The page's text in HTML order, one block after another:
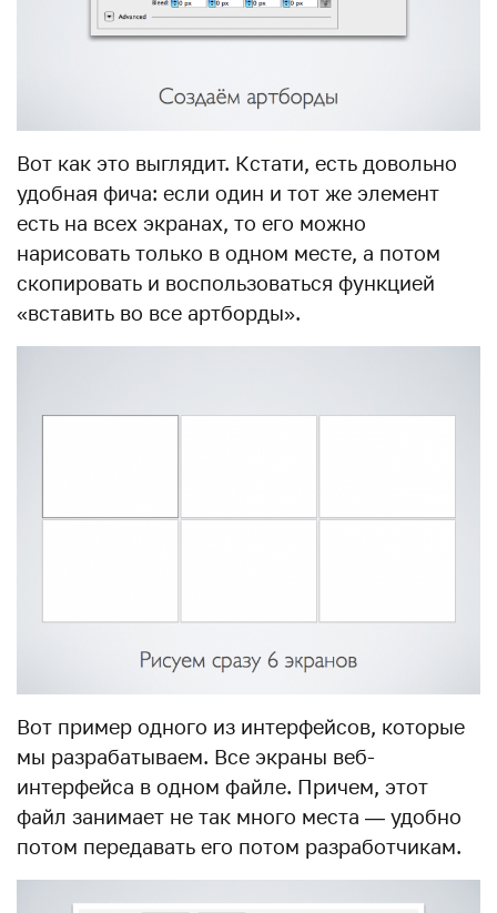
Вот как это выглядит. Кстати, есть довольно
удобная фича: если один и тот же элемент
есть на всех экранах, то его можно
нарисовать только в одном месте, а потом
скопировать и воспользоваться функцией
«вставить во все артборды».
Вот пример одного из интерфейсов, которые
мы разрабатываем. Все экраны веб-
интерфейса в одном файле. Причем, этот
файл занимает не так много места — удобно
потом передавать его потом разработчикам.